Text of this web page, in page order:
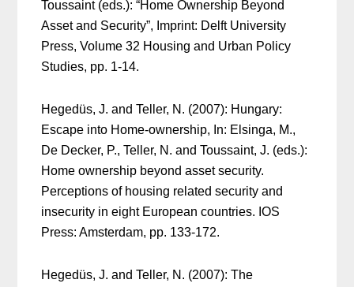
Toussaint (eds.): “Home Ownership Beyond
Asset and Security”, Imprint: Delft University
Press, Volume 32 Housing and Urban Policy
Studies, pp. 1-14.
Hegedüs, J. and Teller, N. (2007): Hungary:
Escape into Home-ownership, In: Elsinga, M.,
De Decker, P., Teller, N. and Toussaint, J. (eds.):
Home ownership beyond asset security.
Perceptions of housing related security and
insecurity in eight European countries. IOS
Press: Amsterdam, pp. 133-172.
Hegedüs, J. and Teller, N. (2007): The